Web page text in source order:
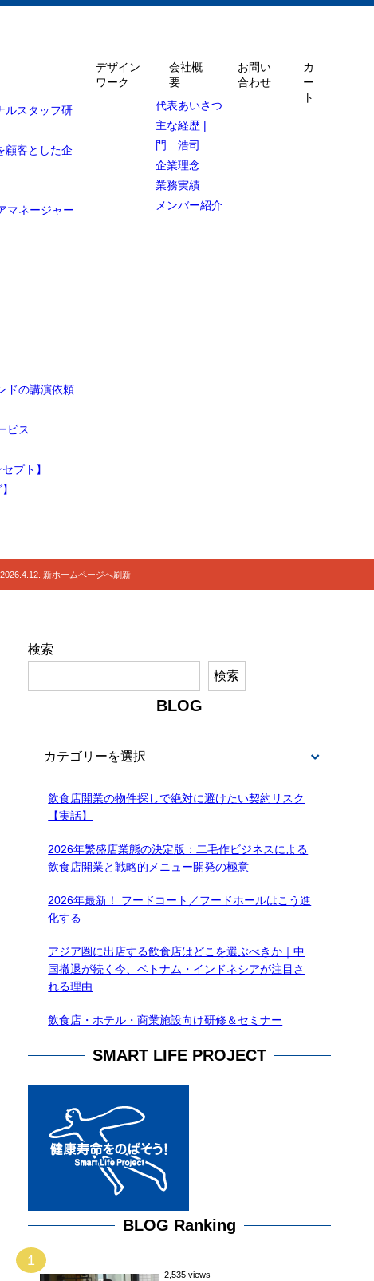
ルスタッフ研
顧客とした企
マネージャー
ドの講演依頼
ビス
プト】
デザイン
ワーク
会社概
要
代表あいさつ
主な経歴 |
門 浩司
企業理念
業務実績
メンバー紹介
お問い
合わせ
カ
ー
ト
新ホームページへ刷新
検索
検索
BLOG
BLOG
飲食店開業の物件探しで絶対に避けたい契約リスク
【実話】
2026年繁盛店業態の決定版：二毛作ビジネスによる
飲食店開業と戦略的メニュー開発の極意
2026年最新！ フードコート／フードホールはこう進
化する
アジア圏に出店する飲食店はどこを選ぶべきか｜中
国撤退が続く今、ベトナム・インドネシアが注目さ
れる理由
飲食店・ホテル・商業施設向け研修＆セミナー
SMART LIFE PROJECT
BLOG Ranking
1
2,535 views